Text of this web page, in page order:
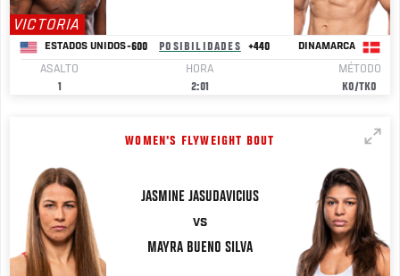
VICTORIA
ESTADOS UNIDOS-600 POSIBILIDADES +440 DINAMARCA
ASALTO
1
HORA
2:01
MÉTODO
KO/TKO
WOMEN'S FLYWEIGHT BOUT
JASMINE JASUDAVICIUS
VS
MAYRA BUENO SILVA